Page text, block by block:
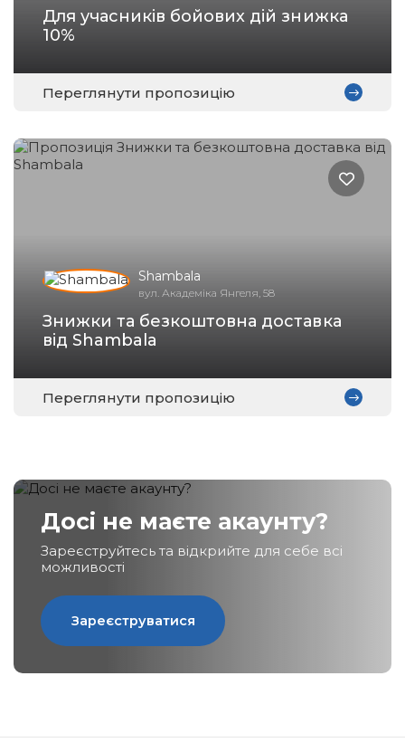
Для учасників бойових дій знижка
10%
Переглянути пропозицію
Shambala
вул. Академіка Янгеля, 58
Знижки та безкоштовна доставка
від Shambala
Переглянути пропозицію
Досі не маєте акаунту?
Зареєструйтесь та відкрийте для себе всі
можливості
Зареєструватися